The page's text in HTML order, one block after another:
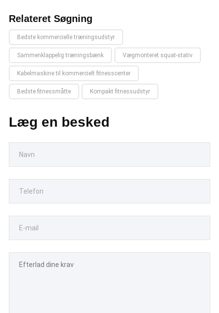
Relateret Søgning
Bedste kommercielle træningsudstyr
Sammenklappelig træningsbænk Vægmonteret squat-stativ
Kabelmaskine til kommercielt fitnesscenter
Bedste fitnessmåtte Kompakt fitnessudstyr
Læg en besked